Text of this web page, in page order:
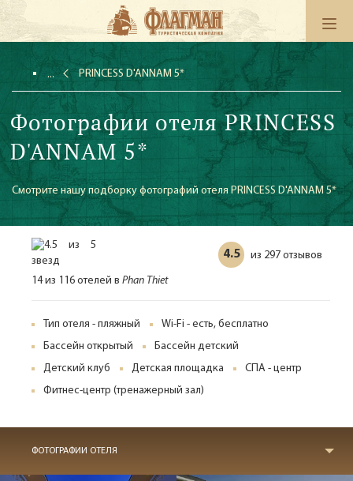
PRINCESS D'ANNAM 5*
Фотографии отеля PRINCESS
D'ANNAM 5*
Смотрите нашу подборку фотографий отеля PRINCESS D'ANNAM 5*
4.5 из 297 отзывов
14 из 116 отелей в Phan Thiet
Тип отеля - пляжный
Wi-Fi - есть, бесплатно
Бассейн открытый
Бассейн детский
Детский клуб
Детская площадка
СПА - центр
Фитнес-центр (тренажерный зал)
ФОТОГРАФИИ ОТЕЛЯ